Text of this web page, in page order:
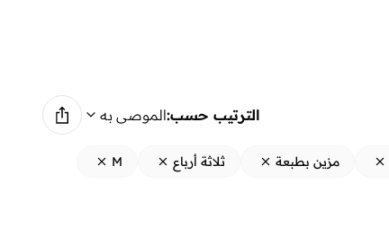
الترتيب حسب:الموصى به
مزين بطبعة ثلاثة أرباع M